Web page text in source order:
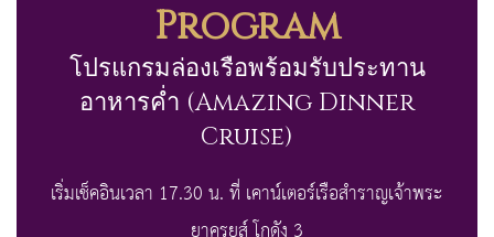
Program
โปรแกรมล่องเรือพร้อมรับประทาน
อาหารค่ำ (Amazing Dinner
Cruise)
เริ่มเช็คอินเวลา 17.30 น. ที่ เคาน์เตอร์เรือสำราญเจ้าพระ